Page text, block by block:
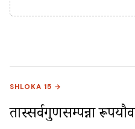
SHLOKA 15 →
तास्सर्वगुणसम्पन्ना